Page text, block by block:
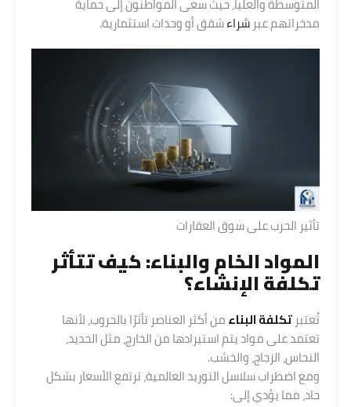
مدخراتهم عبر شراءشقق أو وحدات استثمارية.
تأثير الحرب على سوق العقارات
المواد الخام والبناء: كيف تتأثر
تكلفة الإنشاء؟
تُعتبر تكلفة البناءمن أكثر العناصر تأثرًا بالحروب، لأنها
تعتمد على مواد يتم استيرادها من الخارج، مثل الحديد،
النحاس، الزجاج، والخشب.
ومع اضطراب سلاسل التوريد العالمية، ترتفع الأسعار بشكل
حاد، مما يؤدي إلى: